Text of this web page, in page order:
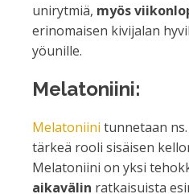
unirytmiä, myös
erinomaisen kivijalan
yöunille.
Melatoniini:
Melatoniini tunnetaan
tärkeä rooli sisäisen
Melatoniini on yksi
aikavälin ratkaisuista